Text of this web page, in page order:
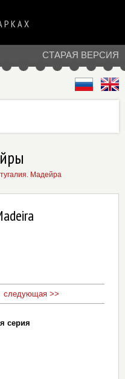
СТАРАЯ ВЕРСИЯ
Мадейра
следующая >>
серия